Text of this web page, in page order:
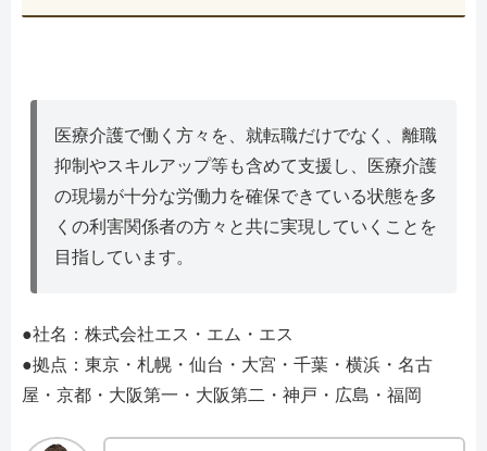
医療介護で働く方々を、就転職だけでなく、離職
抑制やスキルアップ等も含めて支援し、医療介護
の現場が十分な労働力を確保できている状態を多
くの利害関係者の方々と共に実現していくことを
目指しています。
●社名：株式会社エス・エム・エス
●拠点：東京・札幌・仙台・大宮・千葉・横浜・名古
屋・京都・大阪第一・大阪第二・神戸・広島・福岡